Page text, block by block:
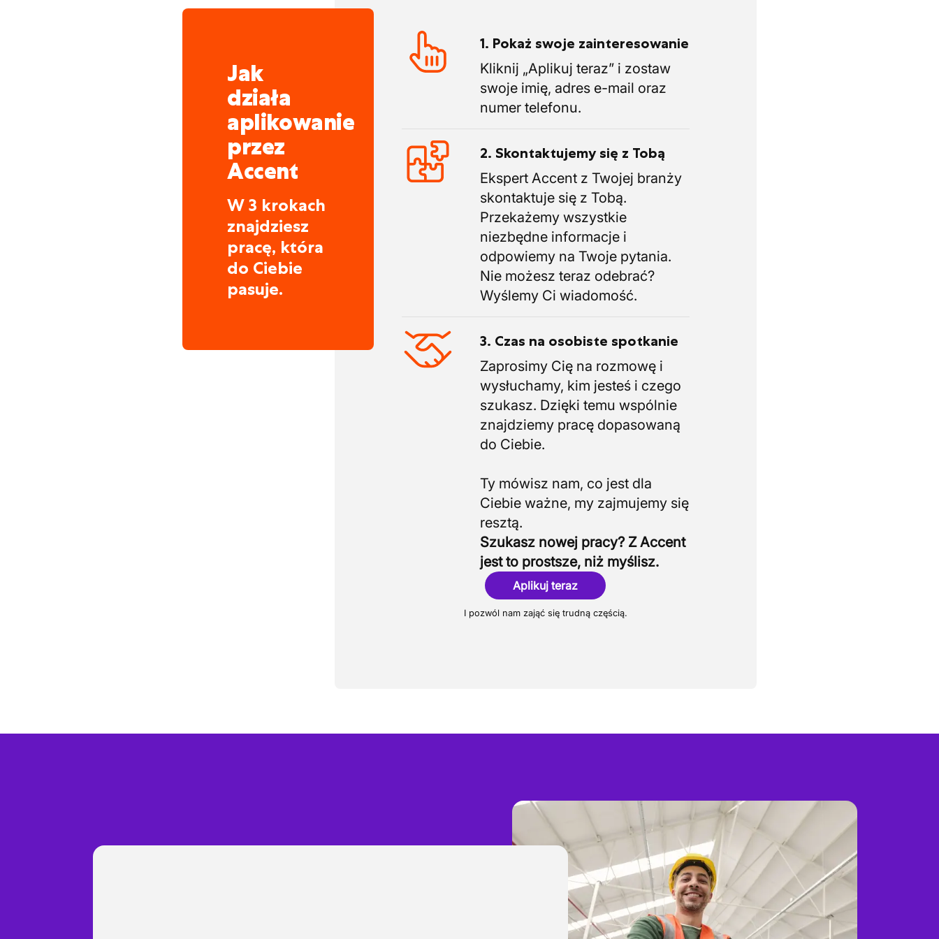
Jak
działa
aplikowanie
przez
Accent
W 3 krokach
znajdziesz
pracę, która
do Ciebie
pasuje.
1. Pokaż swoje zainteresowanie
Kliknij „Aplikuj teraz” i zostaw
swoje imię, adres e-mail oraz
numer telefonu.
2. Skontaktujemy się z Tobą
Ekspert Accent z Twojej branży
skontaktuje się z Tobą.
Przekażemy wszystkie
niezbędne informacje i
odpowiemy na Twoje pytania.
Nie możesz teraz odebrać?
Wyślemy Ci wiadomość.
3. Czas na osobiste spotkanie
Zaprosimy Cię na rozmowę i
wysłuchamy, kim jesteś i czego
szukasz. Dzięki temu wspólnie
znajdziemy pracę dopasowaną
do Ciebie.
Ty mówisz nam, co jest dla
Ciebie ważne, my zajmujemy się
Szukasz nowej pracy? Z Accent
jest to prostsze, niż myślisz.
Aplikuj teraz
I pozwól nam zająć się trudną częścią.